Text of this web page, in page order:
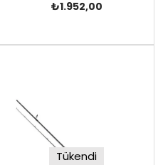
₺1.952,00
Tükendi